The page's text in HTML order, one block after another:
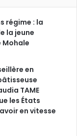
régime : la
la jeune
Mohale
en
TAME
les États
en vitesse